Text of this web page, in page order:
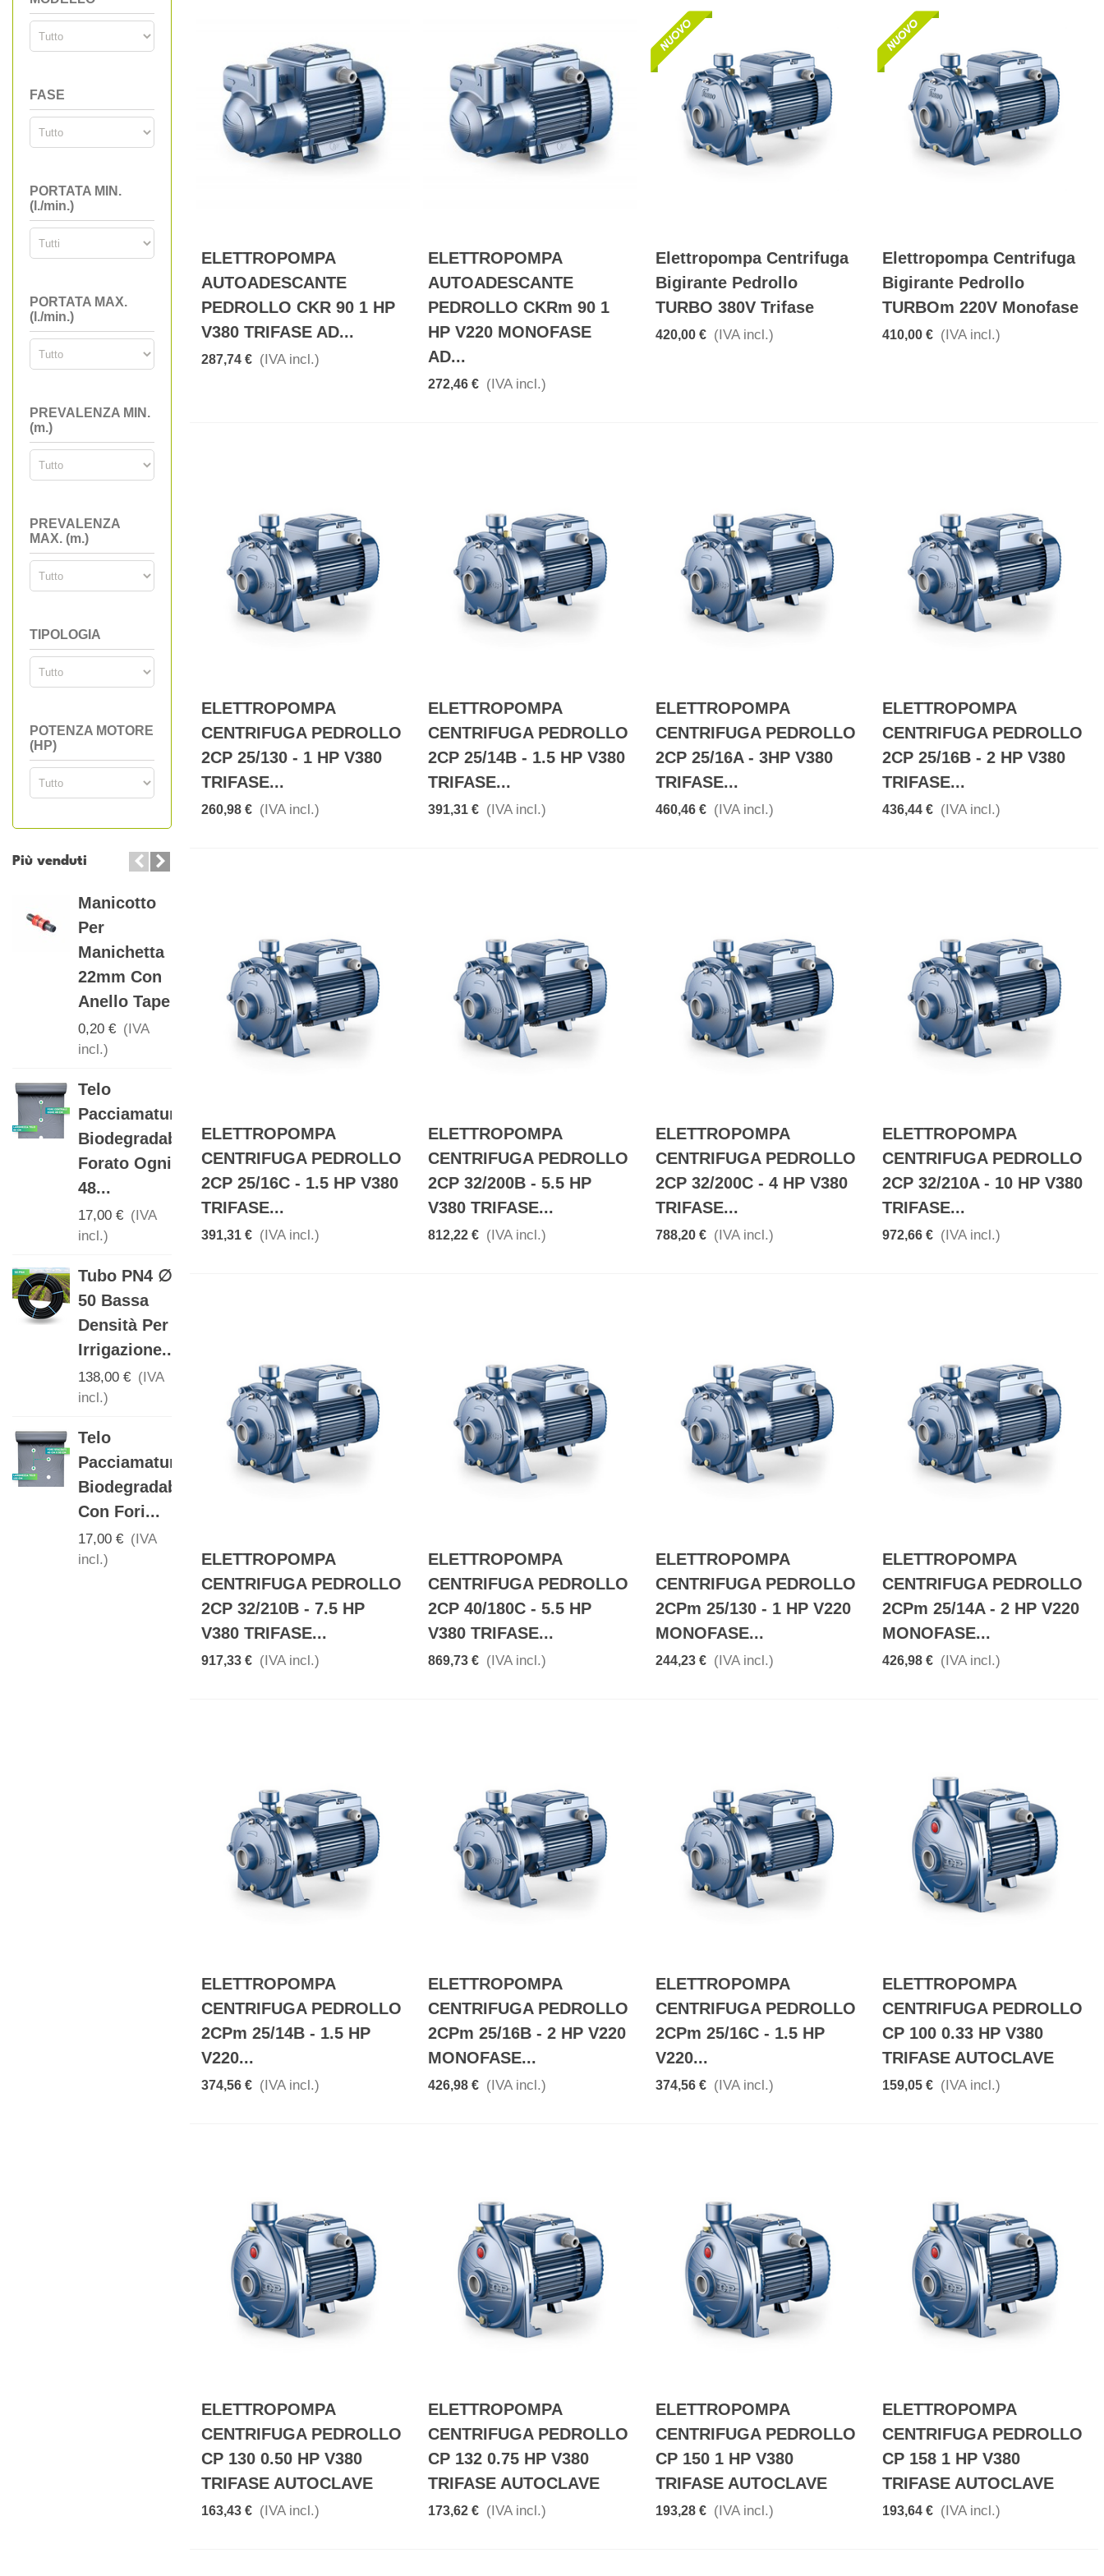
FASE
PORTATA MIN.
(l./min.)
PORTATA MAX.
(l./min.)
PREVALENZA MIN.
(m.)
PREVALENZA
MAX. (m.)
TIPOLOGIA
POTENZA MOTORE
(HP)
Più venduti
Manicotto
Per
Manichetta
22mm Con
Anello Tape
0,20 € (IVA
incl.)
Telo
Pacciamatura
Biodegradabile
Forato Ogni
48...
17,00 € (IVA
incl.)
Tubo PN4 ∅
50 Bassa
Densità Per
Irrigazione...
138,00 € (IVA
incl.)
Telo
Pacciamatura
Biodegradabile
Con Fori...
17,00 € (IVA
incl.)
Biodegradabile
Con Fori...
17,00 € (IVA
incl.)
Con Fori...
17,00 € (IVA
incl.)
DETERGENTE
Valvola Con
Attacchi
Ala
Gocciolante
D. 16...
ELETTROPOMPA
AUTOADESCANTE
PEDROLLO CKR 90 1 HP
V380 TRIFASE AD...
287,74 € (IVA incl.)
ELETTROPOMPA
AUTOADESCANTE
PEDROLLO CKRm 90 1
HP V220 MONOFASE
AD...
272,46 € (IVA incl.)
Elettropompa Centrifuga
Bigirante Pedrollo
TURBO 380V Trifase
420,00 € (IVA incl.)
Elettropompa Centrifuga
Bigirante Pedrollo
TURBOm 220V Monofase
410,00 € (IVA incl.)
ELETTROPOMPA
CENTRIFUGA PEDROLLO
2CP 25/130 - 1 HP V380
TRIFASE...
260,98 € (IVA incl.)
ELETTROPOMPA
CENTRIFUGA PEDROLLO
2CP 25/14B - 1.5 HP V380
TRIFASE...
391,31 € (IVA incl.)
ELETTROPOMPA
CENTRIFUGA PEDROLLO
2CP 25/16A - 3HP V380
TRIFASE...
460,46 € (IVA incl.)
ELETTROPOMPA
CENTRIFUGA PEDROLLO
2CP 25/16B - 2 HP V380
TRIFASE...
436,44 € (IVA incl.)
ELETTROPOMPA
CENTRIFUGA PEDROLLO
2CP 25/16C - 1.5 HP V380
TRIFASE...
391,31 € (IVA incl.)
ELETTROPOMPA
CENTRIFUGA PEDROLLO
2CP 32/200B - 5.5 HP
V380 TRIFASE...
812,22 € (IVA incl.)
ELETTROPOMPA
CENTRIFUGA PEDROLLO
2CP 32/200C - 4 HP V380
TRIFASE...
788,20 € (IVA incl.)
ELETTROPOMPA
CENTRIFUGA PEDROLLO
2CP 32/210A - 10 HP V380
TRIFASE...
972,66 € (IVA incl.)
ELETTROPOMPA
CENTRIFUGA PEDROLLO
2CP 32/210B - 7.5 HP
V380 TRIFASE...
917,33 € (IVA incl.)
ELETTROPOMPA
CENTRIFUGA PEDROLLO
2CP 40/180C - 5.5 HP
V380 TRIFASE...
869,73 € (IVA incl.)
ELETTROPOMPA
CENTRIFUGA PEDROLLO
2CPm 25/130 - 1 HP V220
MONOFASE...
244,23 € (IVA incl.)
ELETTROPOMPA
CENTRIFUGA PEDROLLO
2CPm 25/14A - 2 HP V220
MONOFASE...
426,98 € (IVA incl.)
ELETTROPOMPA
CENTRIFUGA PEDROLLO
2CPm 25/14B - 1.5 HP
V220...
374,56 € (IVA incl.)
ELETTROPOMPA
CENTRIFUGA PEDROLLO
2CPm 25/16B - 2 HP V220
MONOFASE...
426,98 € (IVA incl.)
ELETTROPOMPA
CENTRIFUGA PEDROLLO
2CPm 25/16C - 1.5 HP
V220...
374,56 € (IVA incl.)
ELETTROPOMPA
CENTRIFUGA PEDROLLO
CP 100 0.33 HP V380
TRIFASE AUTOCLAVE
159,05 € (IVA incl.)
ELETTROPOMPA
CENTRIFUGA PEDROLLO
CP 130 0.50 HP V380
TRIFASE AUTOCLAVE
163,43 € (IVA incl.)
ELETTROPOMPA
CENTRIFUGA PEDROLLO
CP 132 0.75 HP V380
TRIFASE AUTOCLAVE
173,62 € (IVA incl.)
ELETTROPOMPA
CENTRIFUGA PEDROLLO
CP 150 1 HP V380
TRIFASE AUTOCLAVE
193,28 € (IVA incl.)
ELETTROPOMPA
CENTRIFUGA PEDROLLO
CP 158 1 HP V380
TRIFASE AUTOCLAVE
193,64 € (IVA incl.)